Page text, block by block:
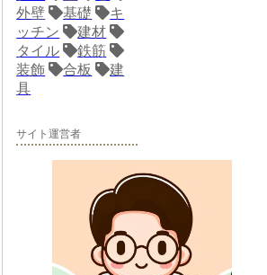
外壁
基礎
キ
ッチン
建材
タイル
鉄筋
装飾
合板
建
具
サイト運営者